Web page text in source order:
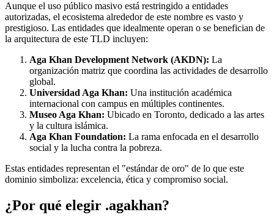
Aunque el uso público masivo está restringido a entidades
autorizadas, el ecosistema alrededor de este nombre es vasto y
prestigioso. Las entidades que idealmente operan o se benefician de
la arquitectura de este TLD incluyen:
Aga Khan Development Network (AKDN): La
organización matriz que coordina las actividades de desarrollo
global.
Universidad Aga Khan: Una institución académica
internacional con campus en múltiples continentes.
Museo Aga Khan: Ubicado en Toronto, dedicado a las artes
y la cultura islámica.
Aga Khan Foundation: La rama enfocada en el desarrollo
social y la lucha contra la pobreza.
Estas entidades representan el "estándar de oro" de lo que este
dominio simboliza: excelencia, ética y compromiso social.
¿Por qué elegir .agakhan?